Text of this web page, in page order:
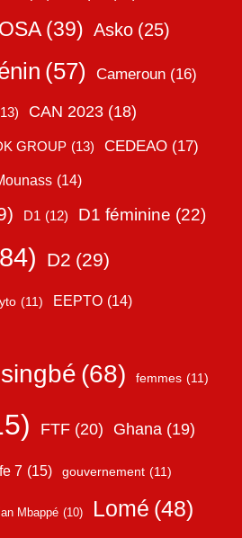
(39) Asko (25)
(57) Cameroun (16)
CAN 2023 (18)
GROUP (13) CEDEAO (17)
(14)
D1 (12) D1 féminine (22)
D2 (29)
(11) EEPTO (14)
(68) femmes (11)
FTF (20) Ghana (19)
7 (15) gouvernement (11)
Mbappé (10) Lomé (48)